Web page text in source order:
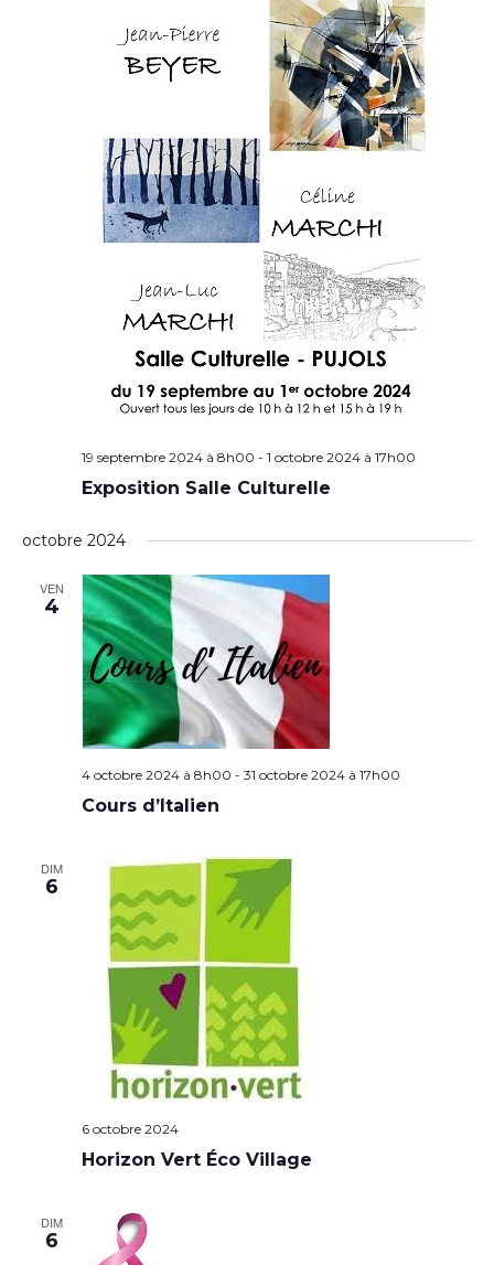
19 septembre 2024 à 8h00 - 1 octobre 2024 à 17h00
Exposition Salle Culturelle
octobre 2024
VEN
4
4 octobre 2024 à 8h00 - 31 octobre 2024 à 17h00
Cours d’Italien
DIM
6
6 octobre 2024
Horizon Vert Éco Village
DIM
6